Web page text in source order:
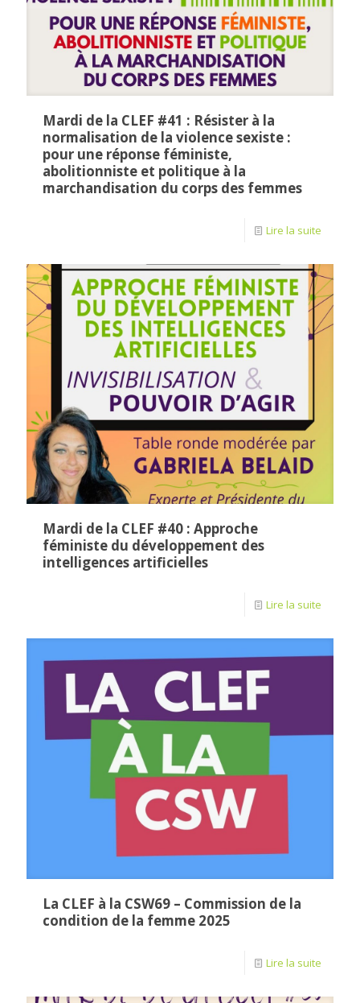
Mardi de la CLEF #41 : Résister à la
normalisation de la violence sexiste :
pour une réponse féministe,
abolitionniste et politique à la
marchandisation du corps des femmes
Lire la suite
Mardi de la CLEF #40 : Approche
féministe du développement des
intelligences artificielles
Lire la suite
La CLEF à la CSW69 – Commission de la
condition de la femme 2025
Lire la suite